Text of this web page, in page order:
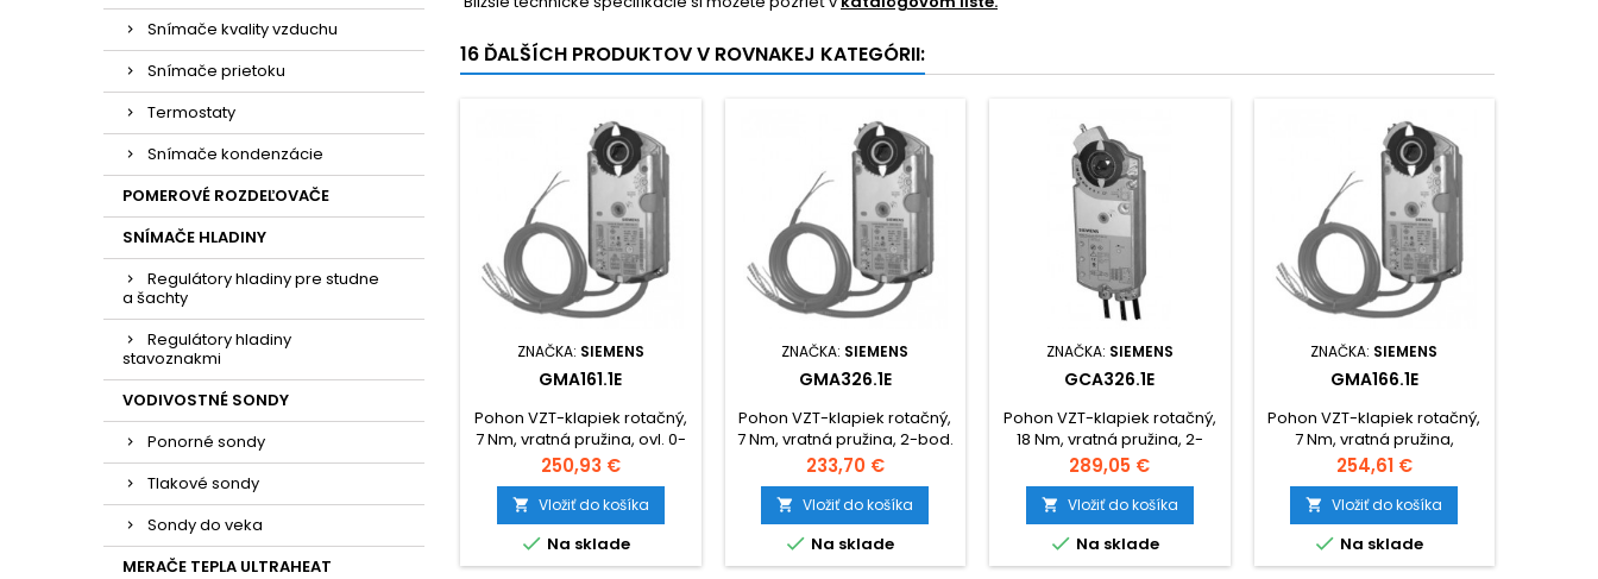
Snímače kvality vzduchu
Snímače prietoku
Termostaty
Snímače kondenzácie
POMEROVÉ ROZDEĽOVAČE
SNÍMAČE HLADINY
Regulátory hladiny pre studne
a šachty
Regulátory hladiny
stavoznakmi
VODIVOSTNÉ SONDY
Ponorné sondy
Tlakové sondy
Sondy do veka
MERAČE TEPLA ULTRAHEAT
16 ĎALŠÍCH PRODUKTOV V ROVNAKEJ KATEGÓRII:
ZNAČKA: SIEMENS
GMA161.1E
Pohon VZT-klapiek rotačný,
7 Nm, vratná pružina, ovl. 0-
10V=, AC 24V / DC 24V...48V
Cena
250,93 €
 Vložiť do košíka
 Na sklade
ZNAČKA: SIEMENS
GMA326.1E
Pohon VZT-klapiek rotačný,
7 Nm, vratná pružina, 2-bod.
ovládanie, 230V~, 2
spínania.
Cena
233,70 €
 Vložiť do košíka
 Na sklade
ZNAČKA: SIEMENS
GCA326.1E
Pohon VZT-klapiek rotačný,
18 Nm, vratná pružina, 2-
bod. ovl., 230V~, 2 spínania.
Cena
289,05 €
 Vložiť do košíka
 Na sklade
ZNAČKA: SIEMENS
GMA166.1E
Pohon VZT-klapiek rotačný,
7 Nm, vratná pružina,
ovládanie 0-10V=, AV 24V /
DC 24V...48V, 2 spínania.
Cena
254,61 €
 Vložiť do košíka
 Na sklade